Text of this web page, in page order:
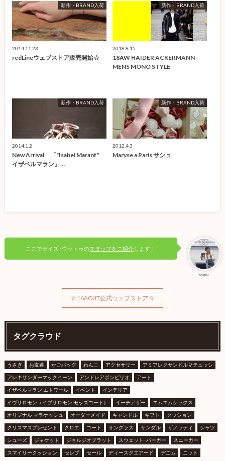
新作・BRAND入荷
2014.11.23
redLineウェブストア販売開始☆
新作・BRAND入荷
2018.8.15
18AW HAIDER ACKERMANN
MENS MONO STYLE
新作・BRAND入荷
2014.1.2
New Arrival 「"Isabel Marant"
イザベルマラン」…
新作・BRAND入荷
2012.4.3
Maryse a Paris サシュ
owner
ここでセイズ･ウットゥのスタッフをご紹介します！
☆16AOUT公式ウェブストア☆
タグクラウド
うさぎ お友達 かごバッグ わんこ アクセサリー アミアレクサンドルマテュッシ
アレキサンダーマックイーン アンドレアポンピリオ アート
イザベルマラン エトワール イベント インテリア
イヴサロモン（イブサロモン モッズコート） イーチアザー エムエムシックス
オリジナル マラケッシュ オーダーメイド キャンドル ギフト クッション
クリスマスプレゼント クロエ コート サングラス サンダル ザノッティ シャツ
シューズ ジャケット ジョルジオブラット スウェット･パーカー スニーカー
スマイリークッション セレブ セール ディースクエアード デニム ニット